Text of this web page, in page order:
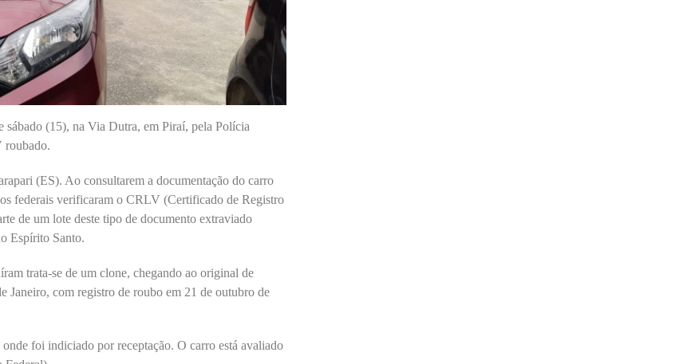
sábado (15), na Via Dutra, em Piraí, pela Polícia
roubado.
(ES). Ao consultarem a documentação do carro
federais verificaram o CRLV (Certificado de Registro
de um lote deste tipo de documento extraviado
Espírito Santo.
trata-se de um clone, chegando ao original de
Janeiro, com registro de roubo em 21 de outubro de
foi indiciado por receptação. O carro está avaliado